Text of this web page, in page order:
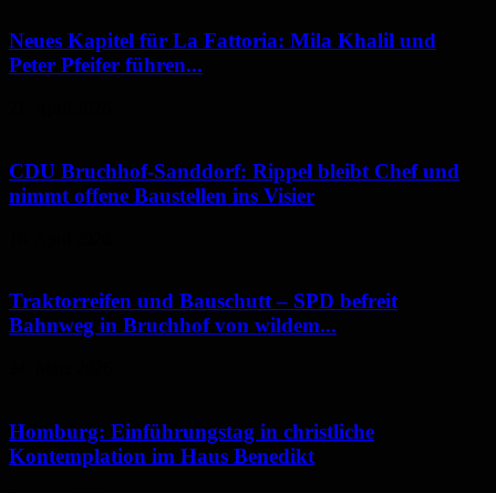
Neues Kapitel für La Fattoria: Mila Khalil und
Peter Pfeifer führen...
CDU Bruchhof-Sanddorf: Rippel bleibt Chef und
nimmt offene Baustellen ins Visier
Traktorreifen und Bauschutt – SPD befreit
Bahnweg in Bruchhof von wildem...
Homburg: Einführungstag in christliche
Kontemplation im Haus Benedikt